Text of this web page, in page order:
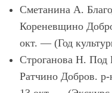
Сметанина А.
Кореневщино
окт. — (Год
Строганова Н. Под
Ратчино Добров.